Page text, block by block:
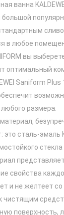
ванна
большой
в любое
вы
оптимальный
Saniform
размера.
это сталь-эмаль
свойства
и не желтеет
чистящим
поверхность,